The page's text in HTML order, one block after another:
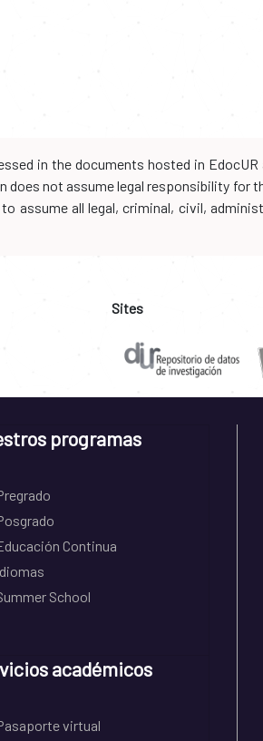
in the documents hosted in
not assume legal responsibility
assume all legal, criminal, civil,
Sites
programas
Continua
School
académicos
virtual